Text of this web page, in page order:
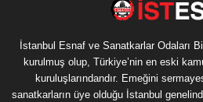
İstanbul Esnaf ve Sanatkarlar Odaları
kurulmuş olup, Türkiye’nin en eski
kuruluşlarındandır. Emeğini
sanatkarların üye olduğu İstanbul